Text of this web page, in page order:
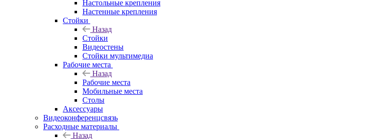
Настольные крепления
Настенные крепления
Стойки
Назад
Стойки
Видеостены
Стойки мультимедиа
Рабочие места
Назад
Рабочие места
Мобильные места
Столы
Аксессуары
Видеоконференцсвязь
Расходные материалы
Назад